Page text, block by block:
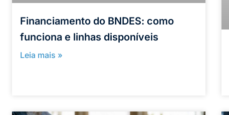
Financiamento do BNDES: como
funciona e linhas disponíveis
Leia mais »